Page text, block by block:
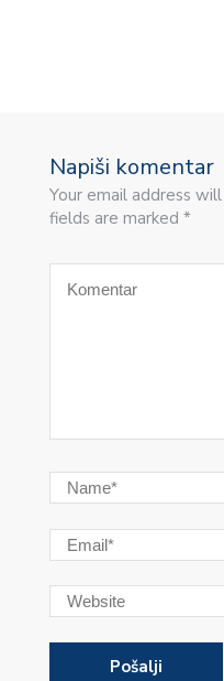
Napiši komentar
Your email address
fields are marked *